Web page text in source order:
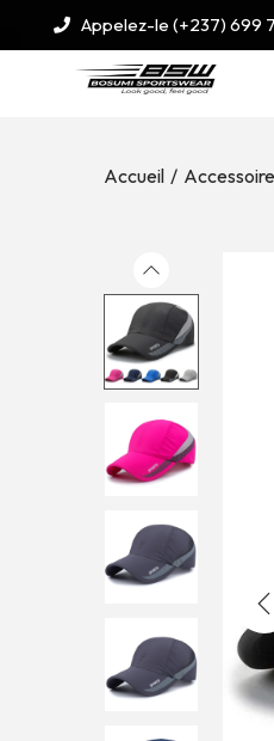
Appelez-le (+237) 699
Accueil /